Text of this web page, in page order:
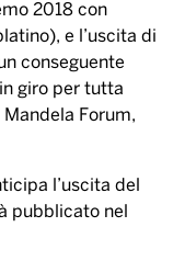
2018 con
e l’uscita di
conseguente
giro per tutta
Forum,
l’uscita del
pubblicato nel